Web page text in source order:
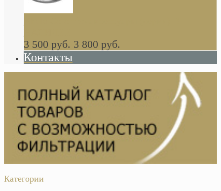
Khala Colombo аксессуары (серия) В
НАЛИЧИИ
3 500 руб. 3 800 руб.
Контакты
Категории